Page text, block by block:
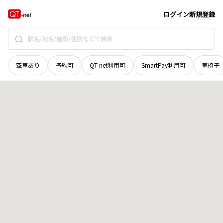
ログイン新規登録
空車あり 予約可 QT-net利用可 SmartPay利用可 車椅子
山梨県